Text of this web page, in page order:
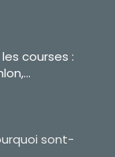
courses :
sont-